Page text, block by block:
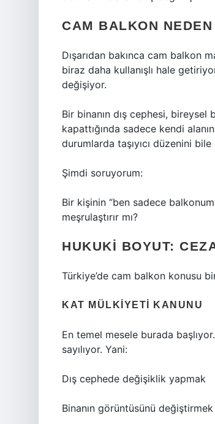
CAM BALKON
Dışarıdan bakınca cam balkon
biraz daha kullanışlı hale
değişiyor.
Bir binanın dış cephesi,
kapattığında sadece kendi
durumlarda taşıyıcı düzenini
Şimdi soruyorum:
Bir kişinin “ben sadece
meşrulaştırır mı?
HUKUKI BOYUT:
Türkiye’de cam balkon konusu
KAT MÜLKIYETI KANUNU
En temel mesele burada
sayılıyor. Yani:
Dış cephede değişiklik yapmak
Binanın görüntüsünü değiştirmek